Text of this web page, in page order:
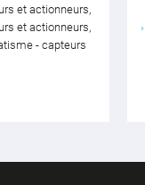
et actionneurs,
et actionneurs,
- capteurs